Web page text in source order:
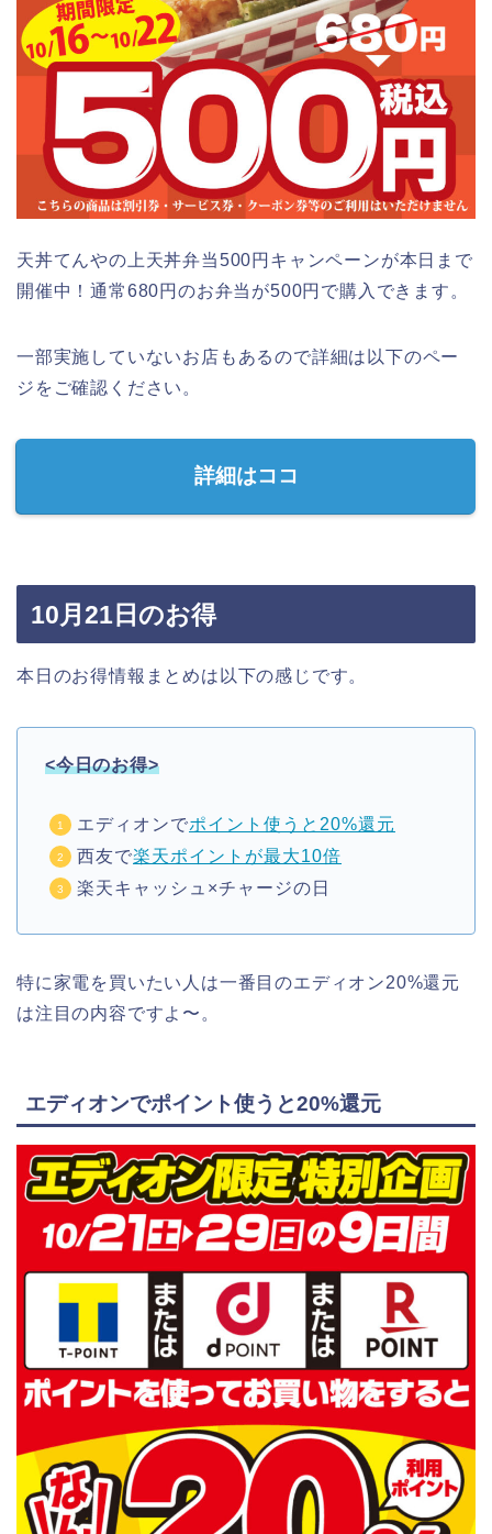
天丼てんやの上天丼弁当500円キャンペーンが本日まで
開催中！通常680円のお弁当が500円で購入できます。
一部実施していないお店もあるので詳細は以下のペー
ジをご確認ください。
詳細はココ
10月21日のお得
本日のお得情報まとめは以下の感じです。
<今日のお得>
エディオンでポイント使うと20%還元
西友で楽天ポイントが最大10倍
楽天キャッシュ×チャージの日
特に家電を買いたい人は一番目のエディオン20%還元
は注目の内容ですよ〜。
エディオンでポイント使うと20%還元